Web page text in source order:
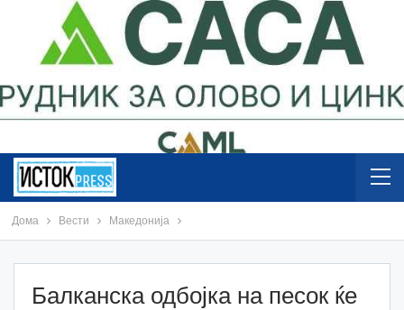
Дома Вести Македонија
Балканска одбојка на песок ќе